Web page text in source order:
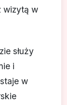
wizytą w
służy
i
w